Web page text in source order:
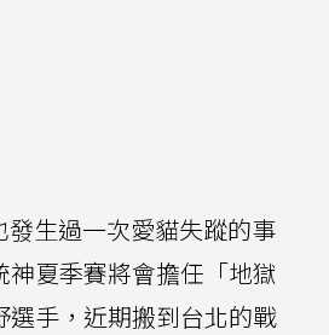
發生過一次愛貓失蹤的事
夏季賽將會擔任「地獄
選手，近期搬到台北的戰